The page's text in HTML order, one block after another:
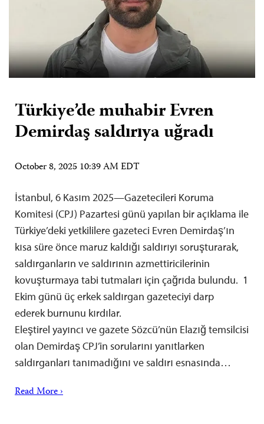
Türkiye’de muhabir Evren
Demirdaş saldırıya uğradı
October 8, 2025 10:39 AM EDT
İstanbul, 6 Kasım 2025—Gazetecileri Koruma
Komitesi (CPJ) Pazartesi günü yapılan bir açıklama ile
Türkiye’deki yetkililere gazeteci Evren Demirdaş’ın
kısa süre önce maruz kaldığı saldırıyı soruşturarak,
saldırganların ve saldırının azmettiricilerinin
kovuşturmaya tabi tutmaları için çağrıda bulundu. 1
Ekim günü üç erkek saldırgan gazeteciyi darp
ederek burnunu kırdılar.
Eleştirel yayıncı ve gazete Sözcü’nün Elazığ temsilcisi
olan Demirdaş CPJ’in sorularını yanıtlarken
saldırganları tanımadığını ve saldırı esnasında…
Read More ›